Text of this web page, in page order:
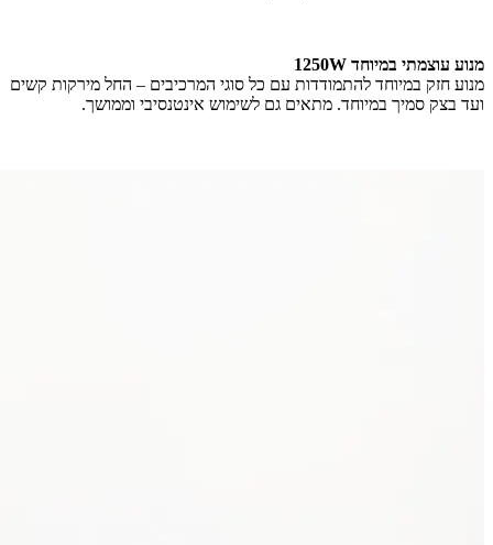
מנוע עוצמתי במיוחד 1250W
מנוע חזק במיוחד להתמודדות עם כל סוגי המרכיבים – החל מירקות קשים
ועד בצק סמיך במיוחד. מתאים גם לשימוש אינטנסיבי וממושך.